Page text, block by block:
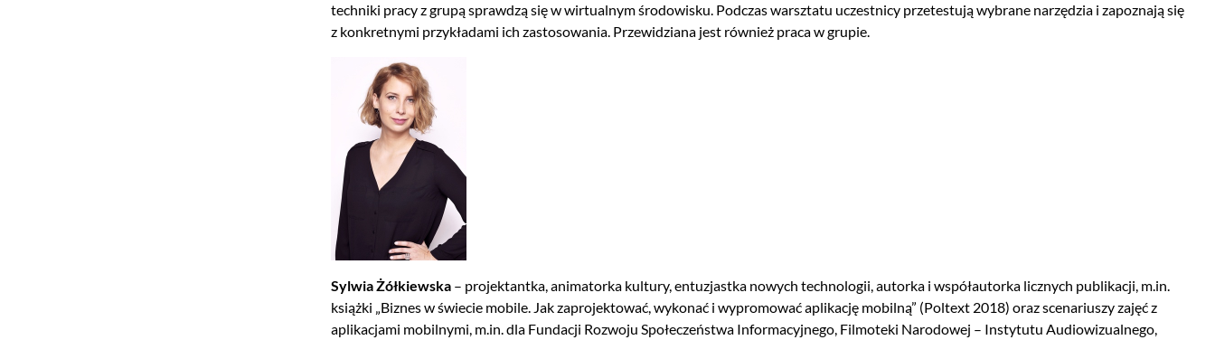
techniki pracy z grupą sprawdzą się w wirtualnym środowisku. Podczas warsztatu uczestnicy przetestują wybrane narzędzia i zapoznają się
z konkretnymi przykładami ich zastosowania. Przewidziana jest również praca w grupie.
Sylwia Żółkiewska – projektantka, animatorka kultury, entuzjastka nowych technologii, autorka i współautorka licznych publikacji, m.in.
książki „Biznes w świecie mobile. Jak zaprojektować, wykonać i wypromować aplikację mobilną” (Poltext 2018) oraz scenariuszy zajęć z
aplikacjami mobilnymi, m.in. dla Fundacji Rozwoju Społeczeństwa Informacyjnego, Filmoteki Narodowej – Instytutu Audiowizualnego,